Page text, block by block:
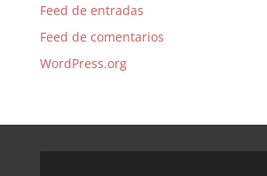
Feed de entradas
Feed de comentarios
WordPress.org